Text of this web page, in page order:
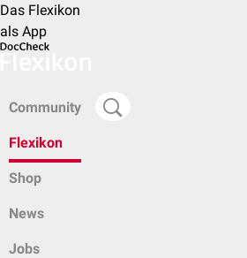
Das Flexikon
als App
Community
Flexikon
Shop
News
Jobs